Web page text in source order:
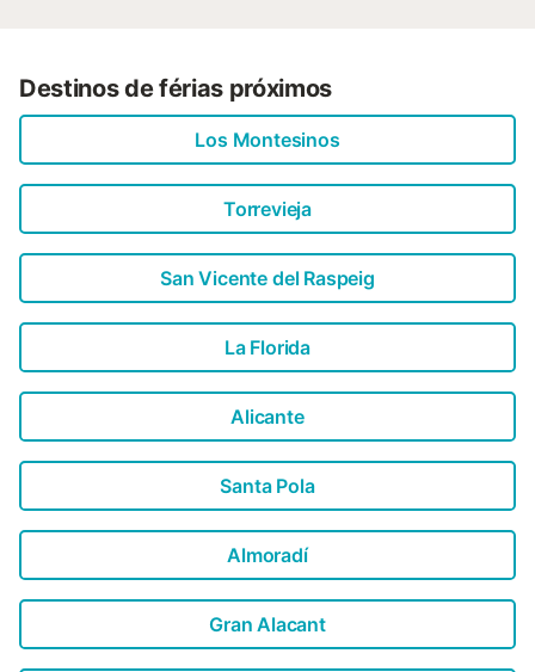
Destinos de férias próximos
Los Montesinos
Torrevieja
San Vicente del Raspeig
La Florida
Alicante
Santa Pola
Almoradí
Gran Alacant